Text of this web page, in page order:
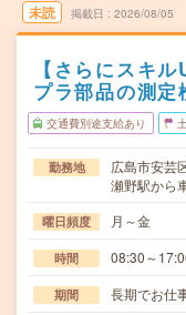
未読 掲載日 2026/08/05
【さらにスキ
プラ部品の測
交通費別途支給あり
勤務地
広島市安芸
瀬野駅から
曜日頻度 月～金
時間 08:30～
期間 長期でお仕